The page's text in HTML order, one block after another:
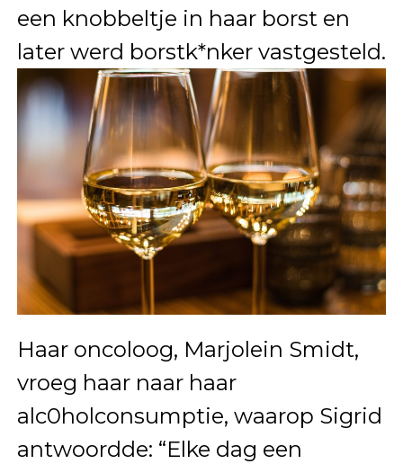
een knobbeltje in haar borst en
later werd borstk*nker vastgesteld.
Haar oncoloog, Marjolein Smidt,
vroeg haar naar haar
alc0holconsumptie, waarop Sigrid
antwoordde: “Elke dag een